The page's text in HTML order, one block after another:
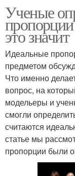
Ученые
это значит
Идеальные
предметом
Что именно
вопрос, на
модельеры и
смогли
считаются
статье мы
пропорции были